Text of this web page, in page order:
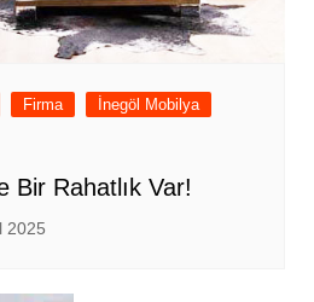
Firma
İnegöl Mobilya
Bir Rahatlık Var!
2025